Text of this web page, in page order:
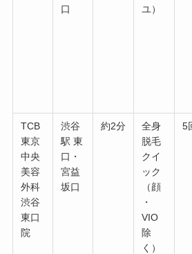
口
ユ）
TCB
東京
中央
美容
外科
渋谷
東口
院
渋谷
駅 東
口・
宮益
坂口
約2分
全身
脱毛
クイ
ック
（顔
・
VIO
除
く）
5